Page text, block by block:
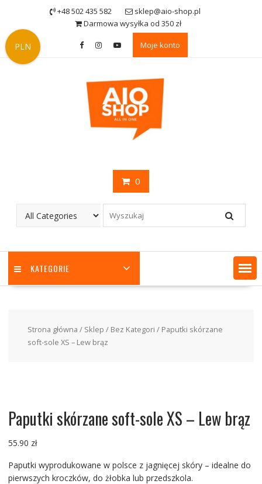
content
+48 502 435 582
sklep@aio-shop.pl
Darmowa wysyłka od 350 zł
Moje konto
0
KATEGORIE
Strona główna / Sklep / Bez Kategori / Paputki skórzane
soft-sole XS – Lew brąz
Paputki skórzane soft-sole XS – Lew brąz
55.90 zł
Paputki wyprodukowane w polsce z jagnięcej skóry – idealne do
pierwszych kroczków, do żłobka lub przedszkola.
PLN